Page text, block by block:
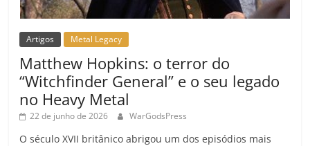
Artigos Metal Legacy
Matthew Hopkins: o terror do
“Witchfinder General” e o seu legado
no Heavy Metal
22 de junho de 2026 WarGodsPress
O século XVII britânico abrigou um dos episódios mais